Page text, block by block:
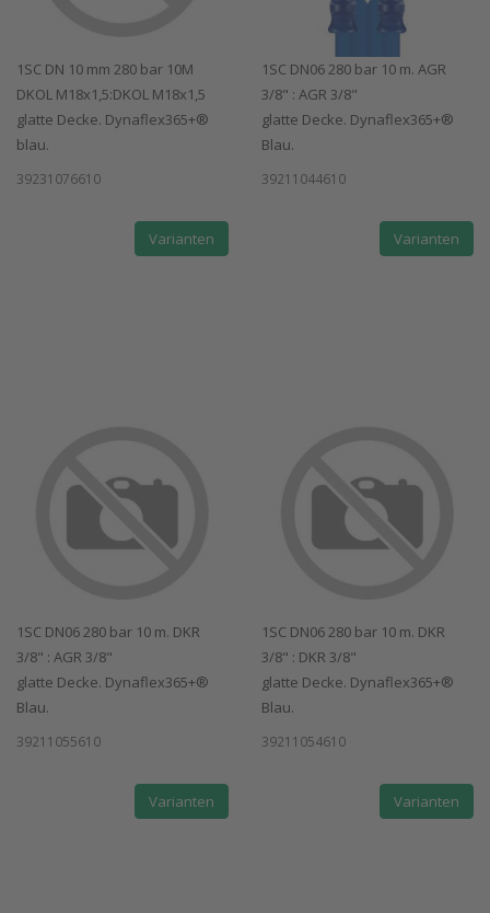
1SC DN 10 mm 280 bar 10M
DKOL M18x1,5:DKOL M18x1,5
glatte Decke. Dynaflex365+®
blau.
39231076610
Varianten
1SC DN06 280 bar 10 m. AGR
3/8" : AGR 3/8"
glatte Decke. Dynaflex365+®
Blau.
39211044610
Varianten
1SC DN06 280 bar 10 m. DKR
3/8" : AGR 3/8"
glatte Decke. Dynaflex365+®
Blau.
39211055610
Varianten
1SC DN06 280 bar 10 m. DKR
3/8" : DKR 3/8"
glatte Decke. Dynaflex365+®
Blau.
39211054610
Varianten